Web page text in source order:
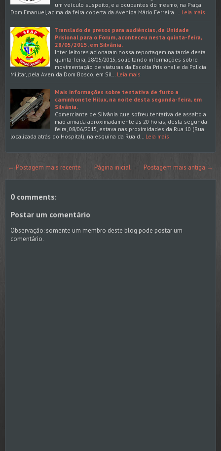
um veículo suspeito, e a ocupantes do mesmo, na Praça
Dom Emanuel, acima da feira coberta da Avenida Mário Ferreira.…
Leia mais
Translado de presos para audiências, da Unidade
Prisional para o Forum, aconteceu nesta quinta-feira,
28/05/2015, em Silvânia.
Inter leitores acionaram nossa reportagem na tarde desta
quinta-feira, 28/05/2015, solicitando informações sobre
movimentação de viaturas da Escolta Prisional e da Policia
Militar, pela Avenida Dom Bosco, em Sil…
Leia mais
Mais informações sobre tentativa de furto a
caminhonete Hilux, na noite desta segunda-feira, em
Silvânia.
Comerciante de Silvânia que sofreu tentativa de assalto a
mão armada aproximadamente às 20 horas, desta segunda-
feira, 08/06/2015, estava nas proximidades da Rua 10 (Rua
localizada atrás do Hospital), na esquina da Rua d…
Leia mais
← Postagem mais recente Postagem mais antiga →
Página inicial
0 comments:
Postar um comentário
Observação: somente um membro deste blog pode postar um
comentário.